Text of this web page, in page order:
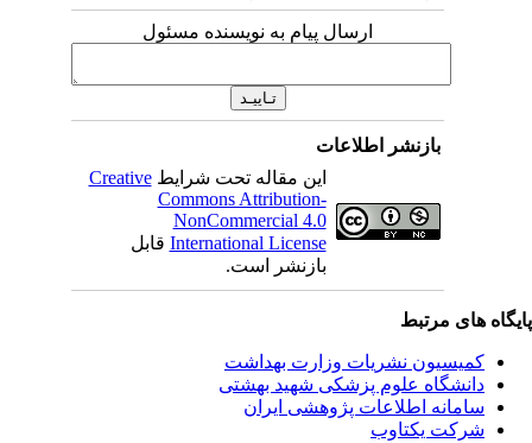
ارسال پیام به نویسنده مسئول
بازنشر اطلاعات
این مقاله تحت شرایطCreative
Commons Attribution-
NonCommercial 4.0
International Licenseقابل
بازنشر است.
های مرتبط
کمیسیون نشریات وزارت بهداشت
دانشگاه علوم پزشکی شهید بهشتی
سامانه اطلاعات پژوهشی ایران
شرکت یکتاوب